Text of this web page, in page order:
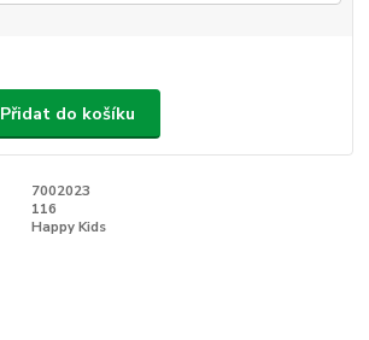
Přidat do košíku
7002023
116
Happy Kids